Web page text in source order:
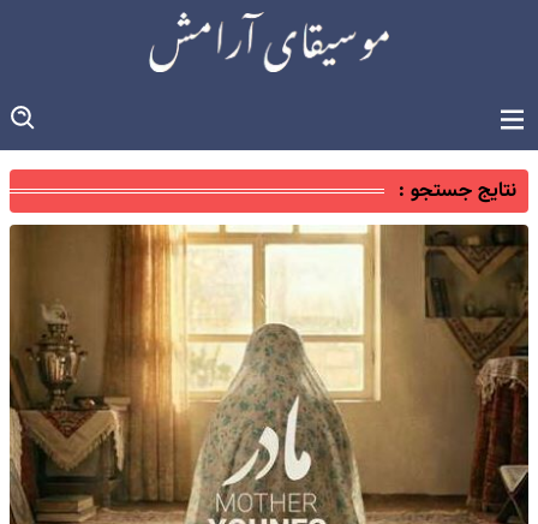
نتایج جستجو :